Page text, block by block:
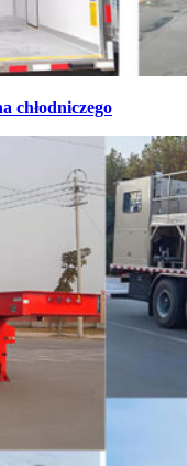
chłodniczego